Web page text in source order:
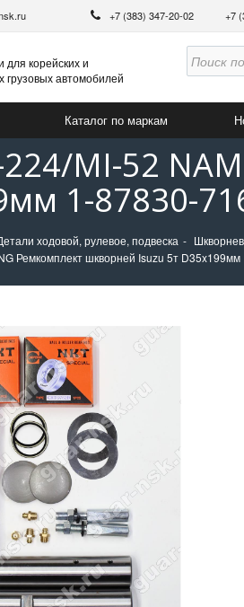
+7 (383) 347-20-02 +7
для корейских и
грузовых автомобилей
Каталог по маркам
224/MI-52
1-87830-
ходовой, рулевое, подвеска
Ремкомплект шкворней Isuzu 5т